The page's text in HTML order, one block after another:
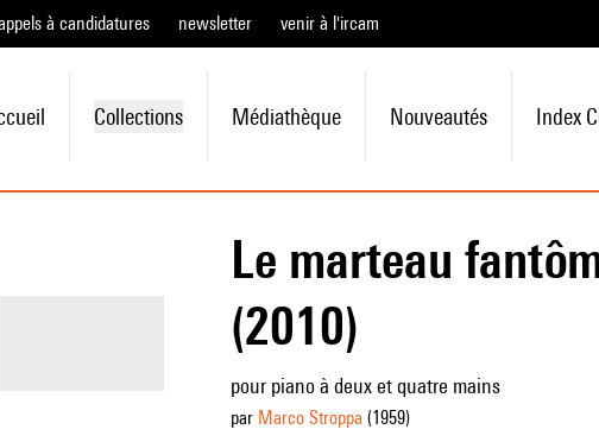
à candidatures newsletter venir à l'ircam
Collections Médiathèque Nouveautés Index
Le marteau
(2010)
pour piano à deux et quatre mains
par Marco Stroppa (1959)